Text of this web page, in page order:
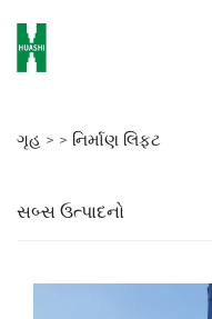
ગૃહ > > નિર્માણ લિફ્ટ
સબ્સ ઉત્પાદનો